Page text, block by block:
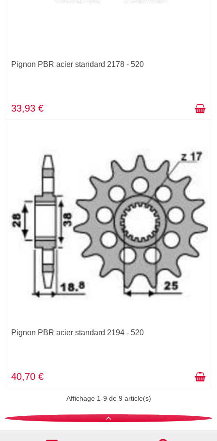
Pignon PBR acier standard 2178 - 520
33,93 €
Pignon PBR acier standard 2194 - 520
40,70 €
Affichage 1-9 de 9 article(s)